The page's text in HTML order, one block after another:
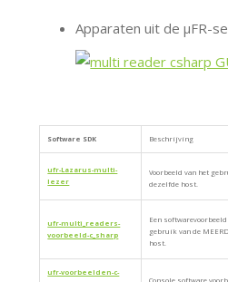
Apparaten uit de μFR-
Software SDK Beschrijving
ufr-Lazarus-multi-
lezer
Voorbeeld van het
dezelfde host.
ufr-multi_readers-
voorbeeld-c_sharp
Een
gebruik van de
host.
ufr-voorbeelden-c-